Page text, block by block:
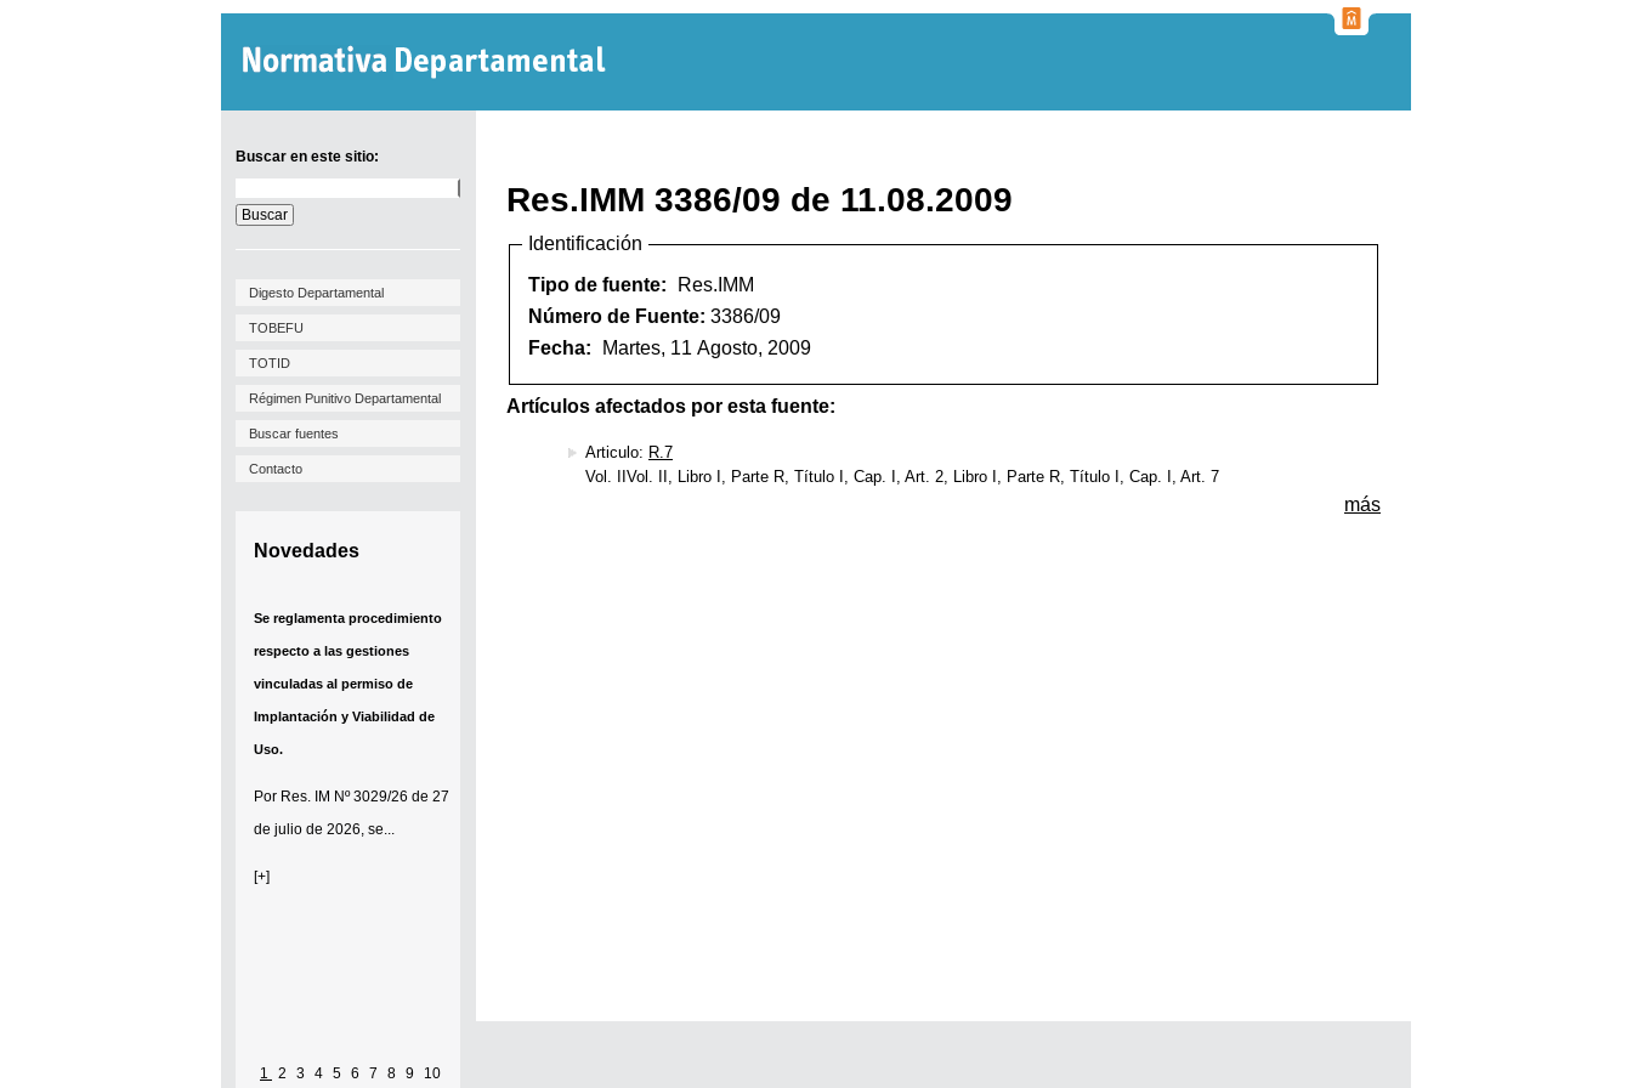
Buscar en este sitio:
en
este
sitio:
Digesto Departamental
TOBEFU
TOTID
Régimen Punitivo Departamental
Buscar fuentes
Contacto
Novedades
Se reglamenta procedimiento
respecto a las gestiones
vinculadas al permiso de
Implantación y Viabilidad de
Uso.
Por Res. IM Nº 3029/26 de 27
de julio de 2026, se...
[+]
1 2 3 4 5 6 7 8 9 10
Res.IMM 3386/09 de 11.08.2009
Identificación
Tipo de fuente:
Res.IMM
Número de Fuente: 3386/09
Fecha:
Martes, 11 Agosto, 2009
Artículos afectados por esta fuente:
Articulo: R.7
Vol. IIVol. II, Libro I, Parte R, Título I, Cap. I, Art. 2, Libro I, Parte R, Título I, Cap. I, Art. 7
más